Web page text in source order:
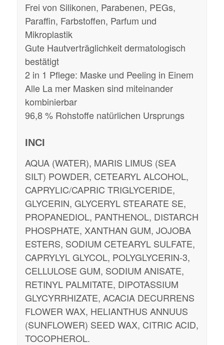
Frei von Silikonen, Parabenen, PEGs,
Paraffin, Farbstoffen, Parfum und
Mikroplastik
Gute Hautverträglichkeit dermatologisch
bestätigt
2 in 1 Pflege: Maske und Peeling in Einem
Alle La mer Masken sind miteinander
kombinierbar
96,8 % Rohstoffe natürlichen Ursprungs
INCI
AQUA (WATER), MARIS LIMUS (SEA
SILT) POWDER, CETEARYL ALCOHOL,
CAPRYLIC/CAPRIC TRIGLYCERIDE,
GLYCERIN, GLYCERYL STEARATE SE,
PROPANEDIOL, PANTHENOL, DISTARCH
PHOSPHATE, XANTHAN GUM, JOJOBA
ESTERS, SODIUM CETEARYL SULFATE,
CAPRYLYL GLYCOL, POLYGLYCERIN-3,
CELLULOSE GUM, SODIUM ANISATE,
RETINYL PALMITATE, DIPOTASSIUM
GLYCYRRHIZATE, ACACIA DECURRENS
FLOWER WAX, HELIANTHUS ANNUUS
(SUNFLOWER) SEED WAX, CITRIC ACID,
TOCOPHEROL.